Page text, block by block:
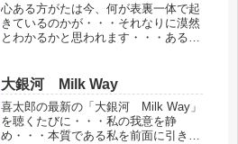
心ある方がたは今、何が表裏一体で起
きているのかが・・・それなりに漠然
とわかるかと思われます・・・ある同
た。私もこの３０年近く・・・神様が
泣いているのを１～２回視たことがあ
ります...
大銀河 Milk Way
喜太郎の最新の「大銀河 Milk Way」
を聴くたびに・・・私の我意を静
め・・・本質である私を前面に引き出